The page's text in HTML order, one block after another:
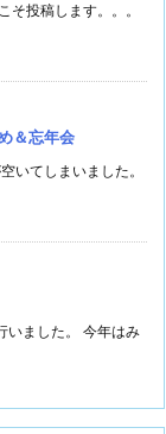
そ投稿します。。。
＆忘年会
いてしまいました。
いました。 今年はみ